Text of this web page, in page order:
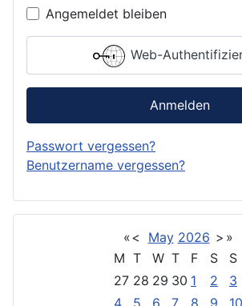
Angemeldet bleiben
Web-
Anmelden
Passwort vergessen?
Benutzername vergessen?
«< May 2026 > »
M T W T F S
S
27 28 29 30 1 2
3
4
5 6 7 8 9 10